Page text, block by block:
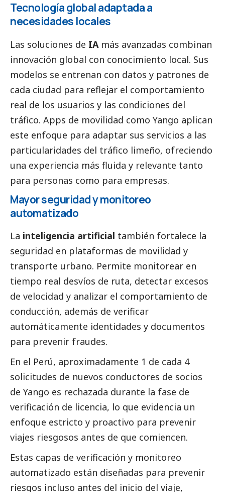
Tecnología global adaptada a
necesidades locales
Las soluciones de IA más avanzadas combinan
innovación global con conocimiento local. Sus
modelos se entrenan con datos y patrones de
cada ciudad para reflejar el comportamiento
real de los usuarios y las condiciones del
tráfico. Apps de movilidad como Yango aplican
este enfoque para adaptar sus servicios a las
particularidades del tráfico limeño, ofreciendo
una experiencia más fluida y relevante tanto
para personas como para empresas.
Mayor seguridad y monitoreo
automatizado
La inteligencia artificial también fortalece la
seguridad en plataformas de movilidad y
transporte urbano. Permite monitorear en
tiempo real desvíos de ruta, detectar excesos
de velocidad y analizar el comportamiento de
conducción, además de verificar
automáticamente identidades y documentos
para prevenir fraudes.
En el Perú, aproximadamente 1 de cada 4
solicitudes de nuevos conductores de socios
de Yango es rechazada durante la fase de
verificación de licencia, lo que evidencia un
enfoque estricto y proactivo para prevenir
viajes riesgosos antes de que comiencen.
Estas capas de verificación y monitoreo
automatizado están diseñadas para prevenir
riesgos incluso antes del inicio del viaje,